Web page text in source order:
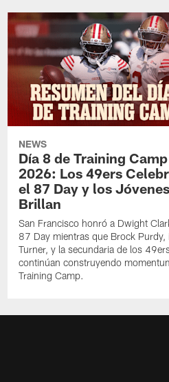
NEWS
Día 8 de Training Camp
2026: Los 49ers
el 87 Day y los Jóvenes
Brillan
San Francisco honró a Dwight
87 Day mientras que Brock Purdy,
Turner, y la secundaria de los
continúan construyendo
Training Camp.